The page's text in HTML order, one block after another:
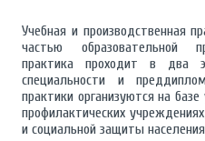
Учебная и производственная
частью образовательной
практика проходит в два
специальности и
практики организуются на
профилактических
и социальной защиты